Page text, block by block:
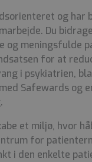
og
Du
og meningsfulde
for at
i psykiatrien,
Safewards og
et miljø, hvor
for
i den enkelte